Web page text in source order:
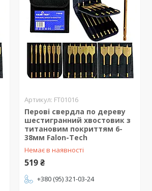
FT01016
Перові свердла по дереву
шестигранний хвостовик з
титановим покриттям 6-
38мм Falon-Tech
Немає в наявності
519 ₴
+380 (95) 321-03-24